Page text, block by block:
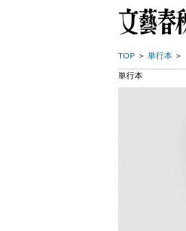
TOP 単行本
単行本